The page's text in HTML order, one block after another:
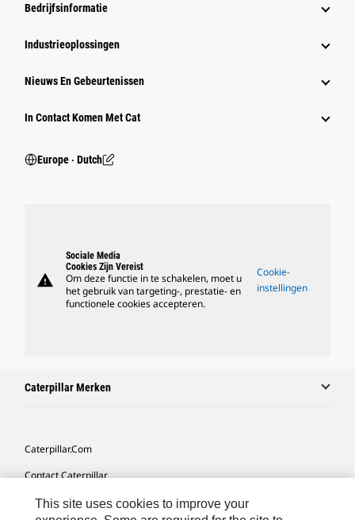
Bedrijfsinformatie
Industrieoplossingen
Nieuws En Gebeurtenissen
In Contact Komen Met Cat
Europe ‧ Dutch
warning
Sociale Media
Cookies Zijn Vereist
Om deze functie in te schakelen, moet u
het gebruik van targeting-, prestatie- en
functionele cookies accepteren.
Cookie-
instellingen
Caterpillar Merken
Caterpillar.com
Contact Caterpillar
Mijn Marketingvoorkeuren
This site uses cookies to improve your